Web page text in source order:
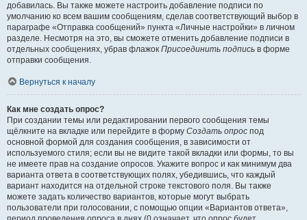
добавилась. Вы также можете настроить добавление подписи по
умолчанию ко всем вашим сообщениям, сделав соответствующий выбор в
параграфе «Отправка сообщений» пункта «Личные настройки» в личном
разделе. Несмотря на это, вы сможете отменить добавление подписи в
отдельных сообщениях, убрав флажок Присоединить подпись в форме
отправки сообщения.
Вернуться к началу
Как мне создать опрос?
При создании темы или редактировании первого сообщения темы
щёлкните на вкладке или перейдите в форму Создать опрос под
основной формой для создания сообщения, в зависимости от
используемого стиля; если вы не видите такой вкладки или формы, то вы
не имеете прав на создание опросов. Укажите вопрос и как минимум два
варианта ответа в соответствующих полях, убедившись, что каждый
вариант находится на отдельной строке текстового поля. Вы также
можете задать количество вариантов, которые могут выбрать
пользователи при голосовании, с помощью опции «Вариантов ответа»,